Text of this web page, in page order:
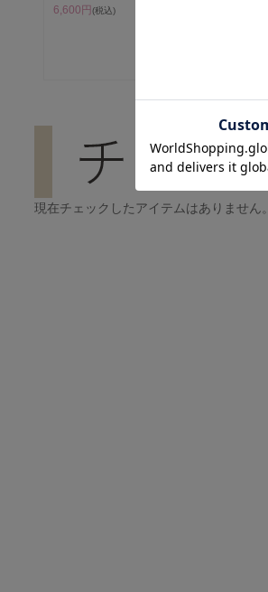
6,600円(税込)
現在チェックしたアイテムはありません。